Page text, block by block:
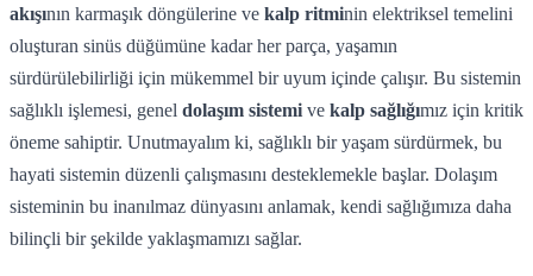
akışının karmaşık döngülerine ve kalp ritminin elektriksel temelini
oluşturan sinüs düğümüne kadar her parça, yaşamın
sürdürülebilirliği için mükemmel bir uyum içinde çalışır. Bu sistemin
sağlıklı işlemesi, genel dolaşım sistemi ve kalp sağlığımız için kritik
öneme sahiptir. Unutmayalım ki, sağlıklı bir yaşam sürdürmek, bu
hayati sistemin düzenli çalışmasını desteklemekle başlar. Dolaşım
sisteminin bu inanılmaz dünyasını anlamak, kendi sağlığımıza daha
bilinçli bir şekilde yaklaşmamızı sağlar.